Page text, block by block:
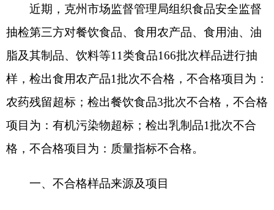
项目为：有机污染物超标；检出乳制品1批次不合
格，不合格项目为：质量指标不合格。
一、不合格样品来源及项目
1.品种：芒果，不合格项目：噻虫胺不符合食
品安全国家标准规定。经营地址：新疆克州阿图什
尼木超市）。